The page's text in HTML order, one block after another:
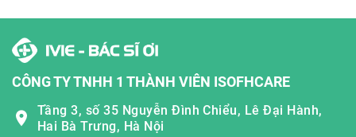
CÔNG TY TNHH 1 THÀNH VIÊN ISOFHCARE
Tầng 3, số 35 Nguyễn Đình Chiểu, Lê Đại Hành,
Hai Bà Trưng, Hà Nội